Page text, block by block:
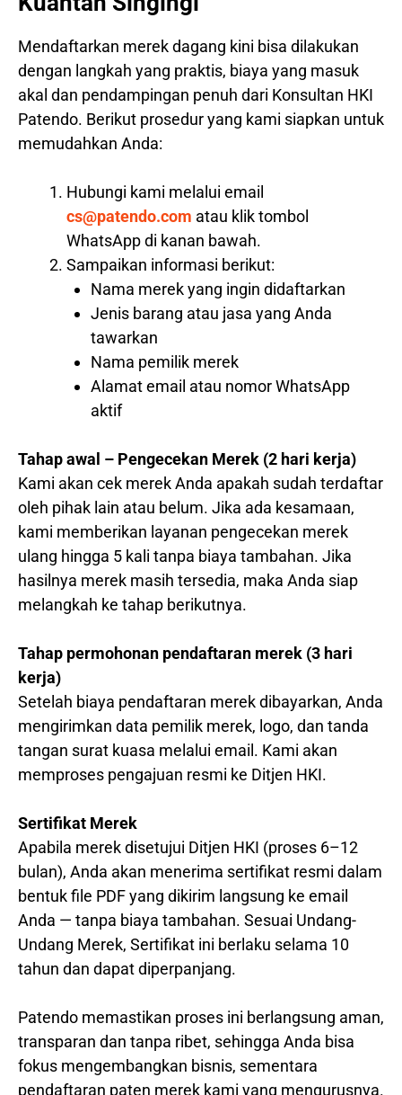
Mendaftarkan merek dagang kini bisa dilakukan
dengan langkah yang praktis, biaya yang masuk
akal dan pendampingan penuh dari Konsultan HKI
Patendo. Berikut prosedur yang kami siapkan untuk
memudahkan Anda:
Hubungi kami melalui email
cs@patendo.com atau klik tombol
WhatsApp di kanan bawah.
Sampaikan informasi berikut:
Nama merek yang ingin didaftarkan
Jenis barang atau jasa yang Anda
tawarkan
Nama pemilik merek
Alamat email atau nomor WhatsApp
aktif
Tahap awal – Pengecekan Merek (2 hari kerja)
Kami akan cek merek Anda apakah sudah terdaftar
oleh pihak lain atau belum. Jika ada kesamaan,
kami memberikan layanan pengecekan merek
ulang hingga 5 kali tanpa biaya tambahan. Jika
hasilnya merek masih tersedia, maka Anda siap
melangkah ke tahap berikutnya.
Tahap permohonan pendaftaran merek (3 hari
kerja)
Setelah biaya pendaftaran merek dibayarkan, Anda
mengirimkan data pemilik merek, logo, dan tanda
tangan surat kuasa melalui email. Kami akan
memproses pengajuan resmi ke Ditjen HKI.
Sertifikat Merek
Apabila merek disetujui Ditjen HKI (proses 6–12
bulan), Anda akan menerima sertifikat resmi dalam
bentuk file PDF yang dikirim langsung ke email
Anda — tanpa biaya tambahan. Sesuai Undang-
Undang Merek, Sertifikat ini berlaku selama 10
tahun dan dapat diperpanjang.
Patendo memastikan proses ini berlangsung aman,
transparan dan tanpa ribet, sehingga Anda bisa
fokus mengembangkan bisnis, sementara
pendaftaran paten merek kami yang mengurusnya.